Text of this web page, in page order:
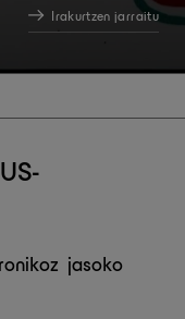
Irakurtzen jarraitu
jasoko